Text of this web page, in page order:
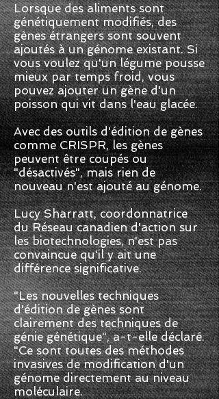
Lorsque des aliments sont
génétiquement modifiés, des
gènes étrangers sont souvent
ajoutés à un génome existant. Si
vous voulez qu'un légume pousse
mieux par temps froid, vous
pouvez ajouter un gène d'un
poisson qui vit dans l'eau glacée.
Avec des outils d'édition de gènes
comme CRISPR, les gènes
peuvent être coupés ou
"désactivés", mais rien de
nouveau n'est ajouté au génome.
Lucy Sharratt, coordonnatrice
du Réseau canadien d'action sur
les biotechnologies, n'est pas
convaincue qu'il y ait une
différence significative.
"Les nouvelles techniques
d'édition de gènes sont
clairement des techniques de
génie génétique", a-t-elle déclaré.
"Ce sont toutes des méthodes
invasives de modification d'un
génome directement au niveau
moléculaire.